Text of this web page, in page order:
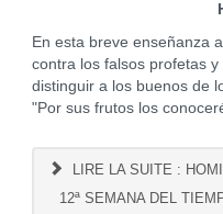
En esta breve enseñanza
contra los falsos profetas
distinguir a los buenos de
"Por sus frutos los
LIRE LA SUITE :
12ª SEMANA DEL